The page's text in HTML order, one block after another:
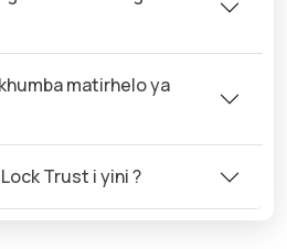
matirhelo ya
Trust i yini ?